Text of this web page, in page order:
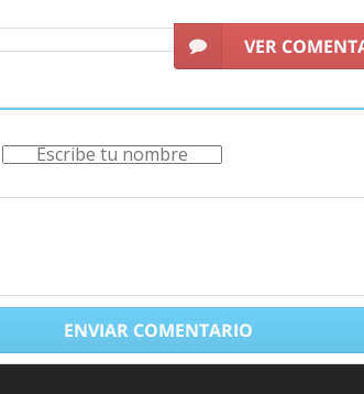
VER
ENVIAR COMENTARIO